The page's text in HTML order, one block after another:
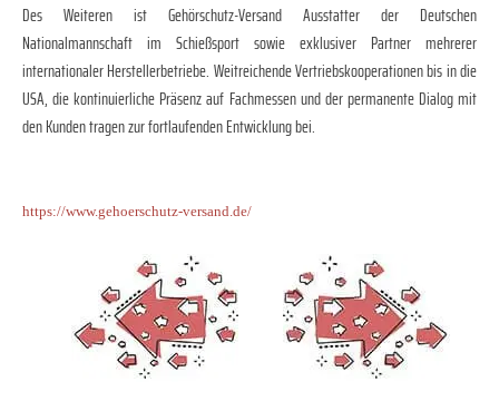
Des Weiteren ist Gehörschutz-Versand Ausstatter der Deutschen
Nationalmannschaft im Schießsport sowie exklusiver Partner mehrerer
internationaler Herstellerbetriebe. Weitreichende Vertriebskooperationen bis in die
USA, die kontinuierliche Präsenz auf Fachmessen und der permanente Dialog mit
den Kunden tragen zur fortlaufenden Entwicklung bei.
https://www.gehoerschutz-versand.de/